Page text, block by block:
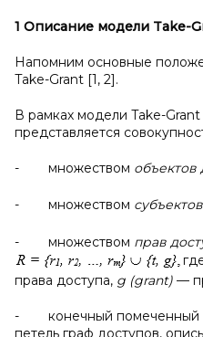
1 Описание модели Take-
Напомним основные
Take-Grant [1, 2].
В рамках модели Take-
представляется
- множеством объектов
- множеством
- множеством прав
права доступа, g (grant) —
- конечный помеченный
петель граф доступов,